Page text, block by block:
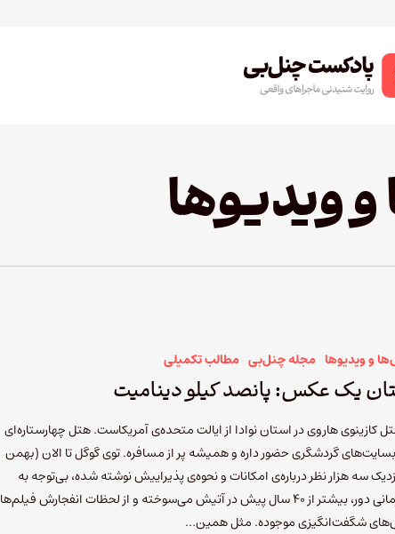
ویدیوها
و ویدیوها مجله چنل‌بی مطالب تکمیلی
یک عکس: پانصد کیلو دینامیت
کازینوی هاروی در استان نوادا از ایالت متحده‌ی آمریکاست. هتل چهارستاره‌ای
گردشگری حضور داره و همیشه پر از مسافره. توی گوگل تا الان (بهمن
نزدیک سه هزار نظر درباره‌ی امکانات و نحوه‌ی پذیراییش نوشته شده، بی‌توجه به
اینکه زمانی دور، بیشتر از ۴۰ سال پیش در آتیش می‌سوخته و از لحظات انفجارش فیلم‌ها
شگفت‌انگیزی موجوده. مثل همین…